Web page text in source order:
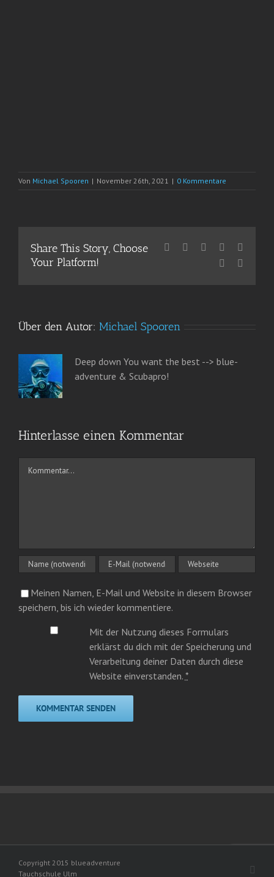
Von Michael Spooren | November 26th, 2021 | 0 Kommentare
Share This Story, Choose
Your Platform!
Facebook Reddit LinkedIn
Pinterest
Über den Autor: Michael Spooren
Deep down You want the best --> blue-
adventure & Scubapro!
Hinterlasse einen Kommentar
Meinen Namen, E-Mail und Website in diesem Browser
speichern, bis ich wieder kommentiere.
Mit der Nutzung dieses Formulars
erklärst du dich mit der Speicherung und
Verarbeitung deiner Daten durch diese
Website einverstanden. *
Copyright 2015 blueadventure
Tauchschule Ulm